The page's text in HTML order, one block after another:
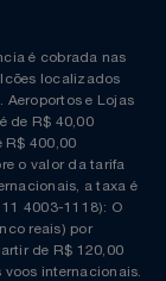
é cobrada nas
localizados
Aeroportos e Lojas
de R$ 40,00
R$ 400,00
o valor da tarifa
a taxa é
4003-1118): O
reais) por
de R$ 120,00
voos internacionais.